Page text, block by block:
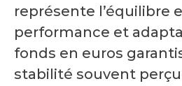
représente l’équilibre
performance et
fonds en euros
stabilité souvent